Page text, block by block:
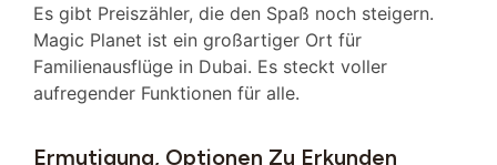
Es gibt Preiszähler, die den Spaß noch steigern.
Magic Planet ist ein großartiger Ort für
Familienausflüge in Dubai. Es steckt voller
aufregender Funktionen für alle.
Ermutigung, Optionen Zu Erkunden